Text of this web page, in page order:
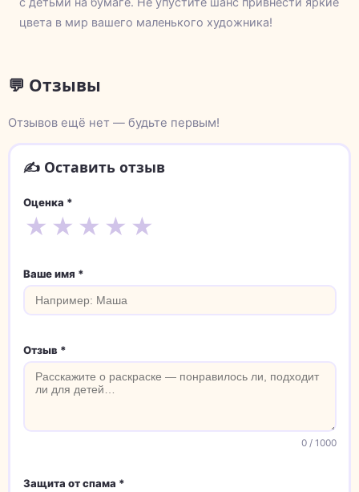
цвета в мир вашего маленького художника!
💬 Отзывы
Отзывов ещё нет — будьте первым!
✍️ Оставить отзыв
Оценка *
★ ★ ★ ★ ★
Ваше имя *
Отзыв *
0/ 1000
Защита от спама *